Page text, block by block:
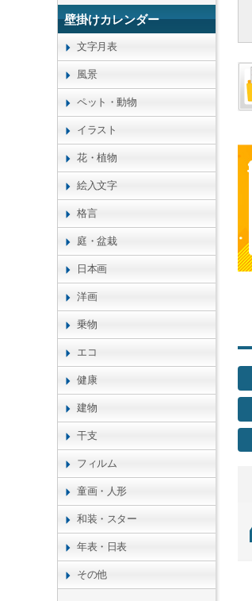
壁掛けカレンダー
文字月表
風景
ペット・動物
イラスト
花・植物
絵入文字
格言
庭・盆栽
日本画
洋画
乗物
エコ
健康
建物
干支
フィルム
童画・人形
和装・スター
年表・日表
その他